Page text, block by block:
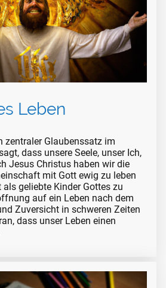
Leben
zentraler Glaubenssatz im
dass unsere Seele, unser Ich,
Jesus Christus haben wir die
mit Gott ewig zu leben
geliebte Kinder Gottes zu
auf ein Leben nach dem
Zuversicht in schweren Zeiten
dass unser Leben einen